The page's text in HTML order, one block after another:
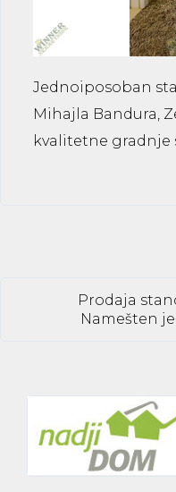
Jednoiposoban
Mihajla Bandura,
kvalitetne gradnje
Prodaja
Namešten